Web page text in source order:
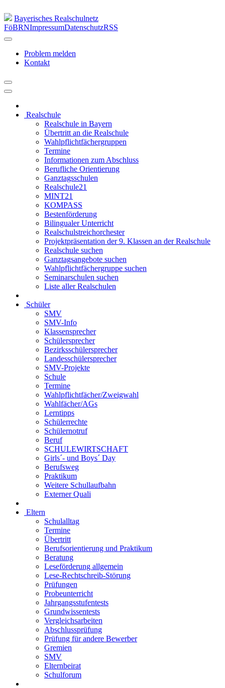
Bayerisches Realschulnetz
FöBRNImpressumDatenschutzRSS
Problem melden
Kontakt
Realschule
Realschule in Bayern
Übertritt an die Realschule
Wahlpflichtfächergruppen
Termine
Informationen zum Abschluss
Berufliche Orientierung
Ganztagsschulen
Realschule21
MINT21
KOMPASS
Bestenförderung
Bilingualer Unterricht
Realschulstreichorchester
Projektpräsentation der 9. Klassen an der Realschule
Realschule suchen
Ganztagsangebote suchen
Wahlpflichtfächergruppe suchen
Seminarschulen suchen
Liste aller Realschulen
Schüler
SMV
SMV-Info
Klassensprecher
Schülersprecher
Bezirksschülersprecher
Landesschülersprecher
SMV-Projekte
Schule
Termine
Wahlpflichtfächer/Zweigwahl
Wahlfächer/AGs
Lerntipps
Schülerrechte
Schülernotruf
Beruf
SCHULEWIRTSCHAFT
Girls´- und Boys´ Day
Berufsweg
Praktikum
Weitere Schullaufbahn
Externer Quali
Eltern
Schulalltag
Termine
Übertritt
Berufsorientierung und Praktikum
Beratung
Leseförderung allgemein
Lese-Rechtschreib-Störung
Prüfungen
Probeunterricht
Jahrgangsstufentests
Grundwissentests
Vergleichsarbeiten
Abschlussprüfung
Prüfung für andere Bewerber
Gremien
SMV
Elternbeirat
Schulforum